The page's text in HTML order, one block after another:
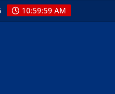
10:59:59 AM